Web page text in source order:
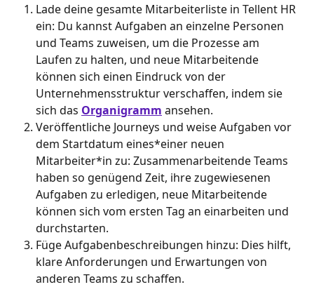
Lade deine gesamte Mitarbeiterliste in Tellent HR
ein: Du kannst Aufgaben an einzelne Personen
und Teams zuweisen, um die Prozesse am
Laufen zu halten, und neue Mitarbeitende
können sich einen Eindruck von der
Unternehmensstruktur verschaffen, indem sie
sich das Organigramm ansehen.
Veröffentliche Journeys und weise Aufgaben vor
dem Startdatum eines*einer neuen
Mitarbeiter*in zu: Zusammenarbeitende Teams
haben so genügend Zeit, ihre zugewiesenen
Aufgaben zu erledigen, neue Mitarbeitende
können sich vom ersten Tag an einarbeiten und
durchstarten.
Füge Aufgabenbeschreibungen hinzu: Dies hilft,
klare Anforderungen und Erwartungen von
anderen Teams zu schaffen.